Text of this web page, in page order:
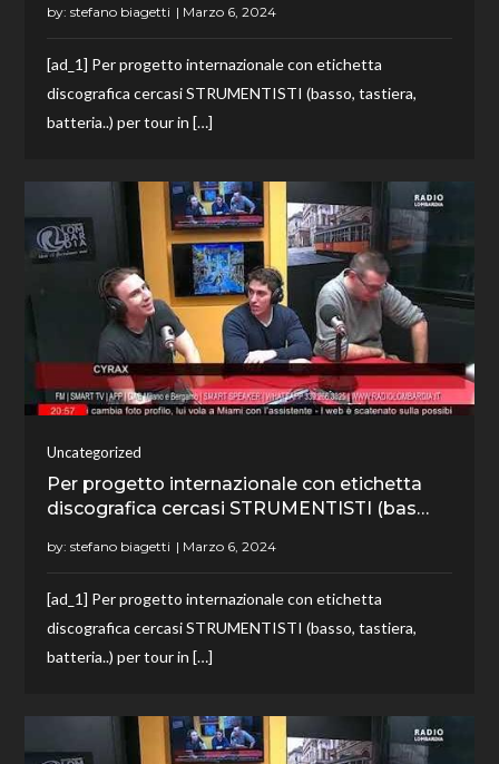
by:stefano biagetti
[ad_1] Per progetto internazionale con etichetta
discografica cercasi STRUMENTISTI (basso, tastiera,
batteria..) per tour in […]
Uncategorized
Per progetto internazionale con etichetta
discografica cercasi STRUMENTISTI (bas…
by:stefano biagetti
[ad_1] Per progetto internazionale con etichetta
discografica cercasi STRUMENTISTI (basso, tastiera,
batteria..) per tour in […]